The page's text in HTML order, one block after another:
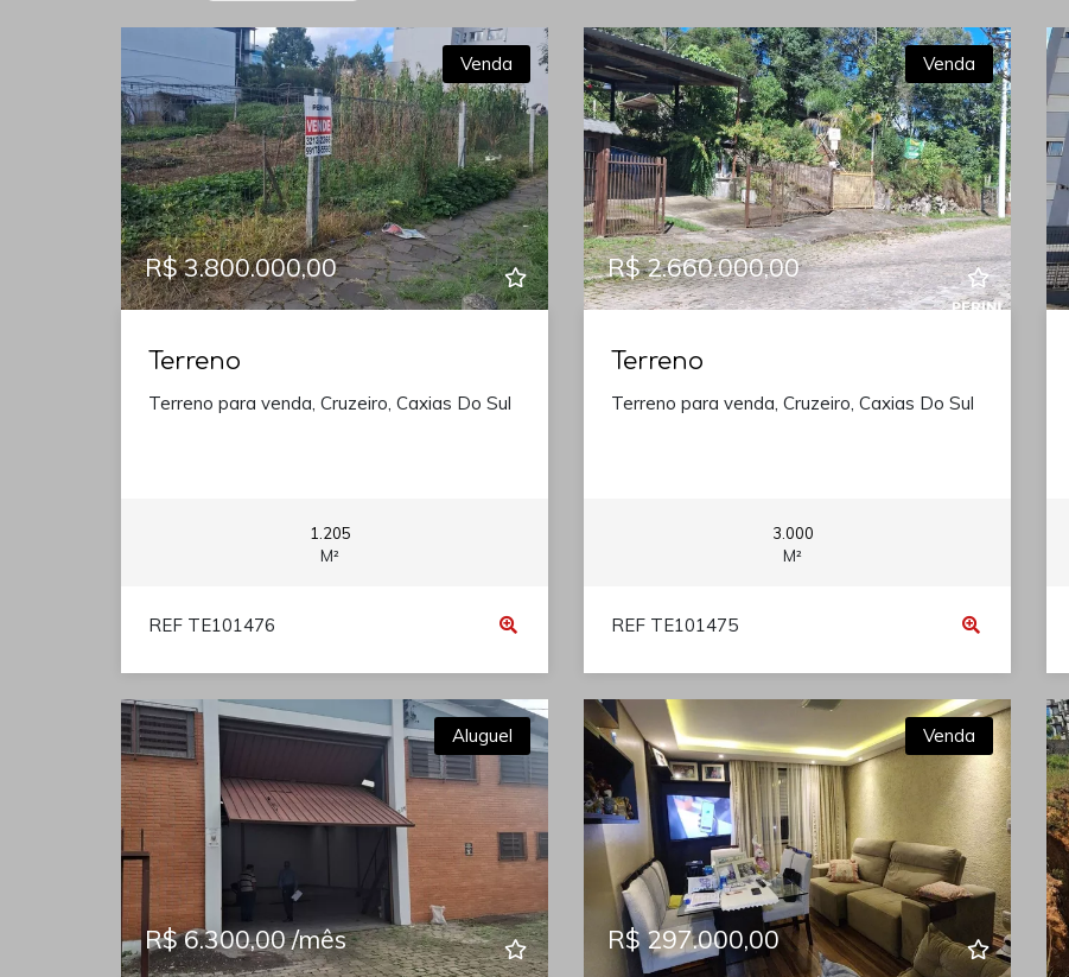
Venda
R$ 3.800.000,00
Terreno
Terreno para venda, Cruzeiro, Caxias Do Sul
1.205
M²
REF TE101476
Venda
R$ 2.660.000,00
Terreno
Terreno para venda, Cruzeiro, Caxias Do Sul
3.000
M²
REF TE101475
Aluguel
R$ 6.300,00 /mês
Venda
R$ 297.000,00